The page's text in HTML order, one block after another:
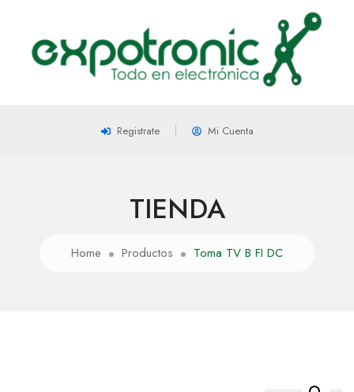
Registrate Mi Cuenta
TIENDA
Home Productos Toma TV B FI DC